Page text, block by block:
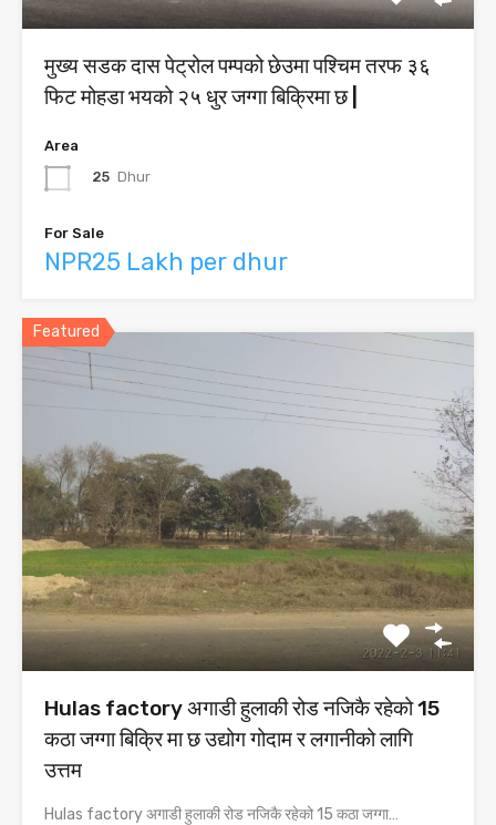
मुख्य सडक दास पेट्रोल पम्पको छेउमा पश्चिम तरफ ३६
फिट मोहडा भयको २५ धुर जग्गा बिक्रिमा छ |
Area
25 Dhur
For Sale
NPR25 Lakh per dhur
Featured
Hulas factory अगाडी हुलाकी रोड नजिकै रहेको 15
कठा जग्गा बिक्रि मा छ उद्योग गोदाम र लगानीको लागि
उत्तम
Hulas factory अगाडी हुलाकी रोड नजिकै रहेको 15 कठा जग्गा…